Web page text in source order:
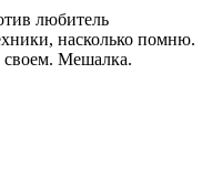
любитель
насколько помню.
своем. Мешалка.